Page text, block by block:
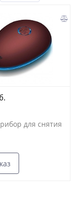
для снятия